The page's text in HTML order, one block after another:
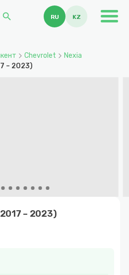
search RU KZ
Chevrolet
Nexia
– 2023)
– 2023)